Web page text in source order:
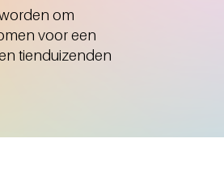
om
voor een
tienduizenden